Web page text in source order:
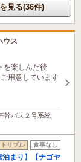
見る(36件)
ウス
を楽しんだ後
用意しています
幹バス２号系統
トリプル 食事なし
泊まり】【ナゴヤ